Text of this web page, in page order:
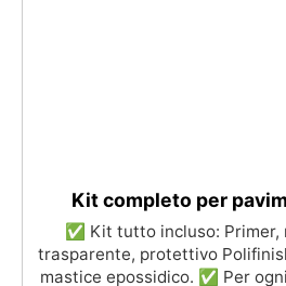
Kit completo per
✅ Kit tutto incluso: Primer,
trasparente, protettivo
mastice epossidico. ✅ Per